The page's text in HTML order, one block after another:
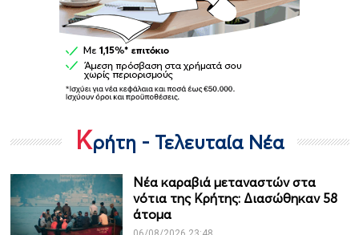
Κρήτη - Τελευταία Νέα
Νέα καραβιά μεταναστών στα
νότια της Κρήτης: Διασώθηκαν 58
άτομα